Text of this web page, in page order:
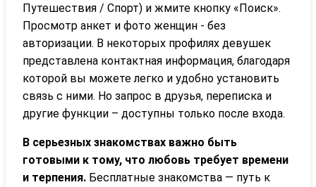
Путешествия / Спорт) и жмите кнопку «Поиск».
Просмотр анкет и фото женщин - без
авторизации. В некоторых профилях девушек
представлена контактная информация, благодаря
которой вы можете легко и удобно установить
связь с ними. Но запрос в друзья, переписка и
другие функции – доступны только после входа.
В серьезных знакомствах важно быть
готовыми к тому, что любовь требует времени
и терпения. Бесплатные знакомства — путь к